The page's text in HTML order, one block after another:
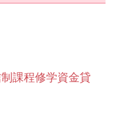
課程修学資金貸